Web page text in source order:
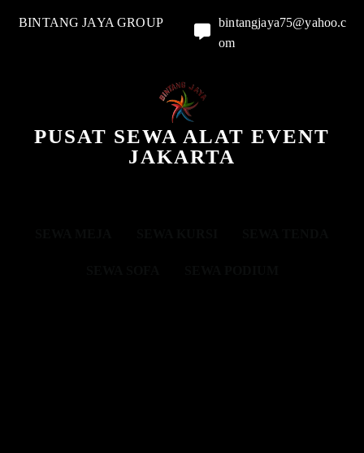
BINTANG JAYA GROUP
bintangjaya75@yahoo.c
om
PUSAT SEWA ALAT EVENT
JAKARTA